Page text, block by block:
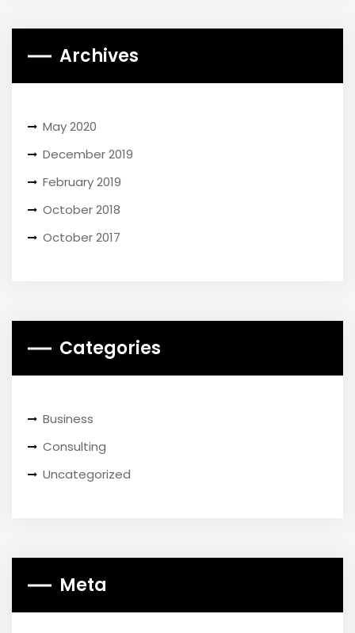
Archives
May 2020
December 2019
February 2019
October 2018
October 2017
Categories
Business
Consulting
Uncategorized
Meta